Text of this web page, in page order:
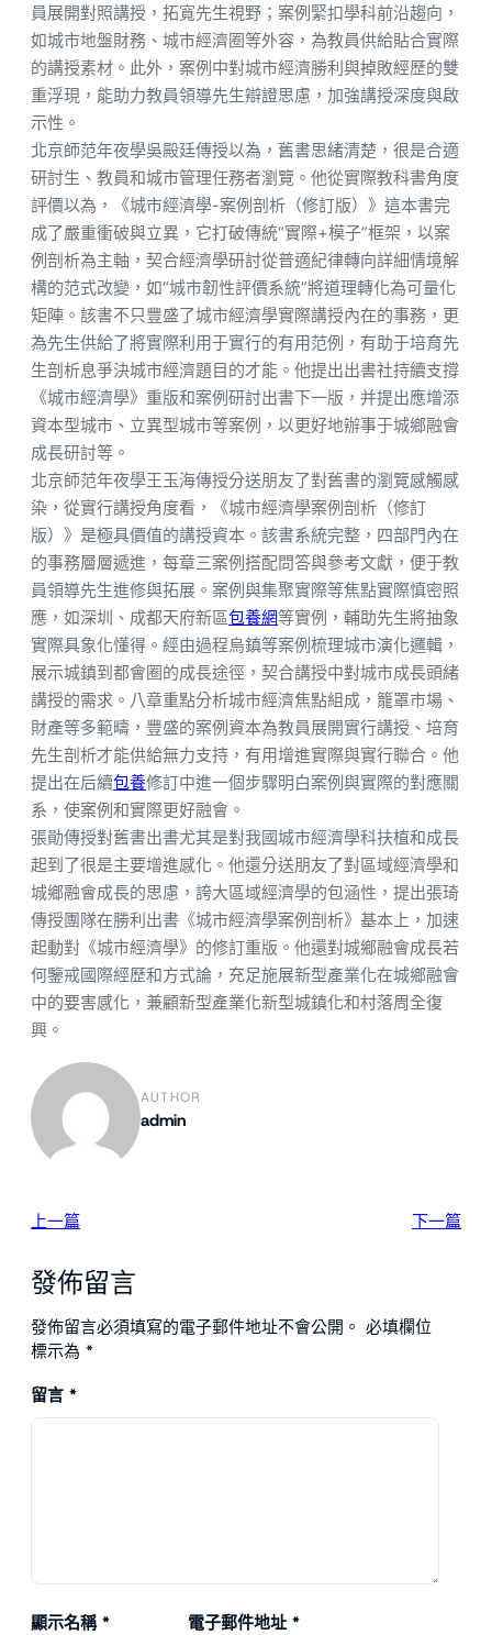
員展開對照講授，拓寬先生視野；案例緊扣學科前沿趨向，
如城市地盤財務、城市經濟圈等外容，為教員供給貼合實際
的講授素材。此外，案例中對城市經濟勝利與掉敗經歷的雙
重浮現，能助力教員領導先生辯證思慮，加強講授深度與啟
示性。
北京師范年夜學吳殿廷傳授以為，舊書思緒清楚，很是合適
研討生、教員和城市管理任務者瀏覽。他從實際教科書角度
評價以為，《城市經濟學-案例剖析（修訂版）》這本書完
成了嚴重衝破與立異，它打破傳統“實際+模子”框架，以案
例剖析為主軸，契合經濟學研討從普適紀律轉向詳細情境解
構的范式改變，如“城市韌性評價系統”將道理轉化為可量化
矩陣。該書不只豐盛了城市經濟學實際講授內在的事務，更
為先生供給了將實際利用于實行的有用范例，有助于培育先
生剖析息爭決城市經濟題目的才能。他提出出書社持續支撐
《城市經濟學》重版和案例研討出書下一版，并提出應增添
資本型城市、立異型城市等案例，以更好地辦事于城鄉融會
成長研討等。
北京師范年夜學王玉海傳授分送朋友了對舊書的瀏覽感觸感
染，從實行講授角度看，《城市經濟學案例剖析（修訂
版）》是極具價值的講授資本。該書系統完整，四部門內在
的事務層層遞進，每章三案例搭配問答與參考文獻，便于教
員領導先生進修與拓展。案例與集聚實際等焦點實際慎密照
應，如深圳、成都天府新區包養網等實例，輔助先生將抽象
實際具象化懂得。經由過程烏鎮等案例梳理城市演化邏輯，
展示城鎮到都會圈的成長途徑，契合講授中對城市成長頭緒
講授的需求。八章重點分析城市經濟焦點組成，籠罩市場、
財產等多範疇，豐盛的案例資本為教員展開實行講授、培育
先生剖析才能供給無力支持，有用增進實際與實行聯合。他
提出在后續包養修訂中進一個步驟明白案例與實際的對應關
系，使案例和實際更好融會。
張勛傳授對舊書出書尤其是對我國城市經濟學科扶植和成長
起到了很是主要增進感化。他還分送朋友了對區域經濟學和
城鄉融會成長的思慮，誇大區域經濟學的包涵性，提出張琦
傳授團隊在勝利出書《城市經濟學案例剖析》基本上，加速
起動對《城市經濟學》的修訂重版。他還對城鄉融會成長若
何鑒戒國際經歷和方式論，充足施展新型產業化在城鄉融會
中的要害感化，兼顧新型產業化新型城鎮化和村落周全復
興。
AUTHOR
admin
上一篇 下一篇
發佈留言
發佈留言必須填寫的電子郵件地址不會公開。 必填欄位
標示為 *
留言 *
顯示名稱 * 電子郵件地址 *